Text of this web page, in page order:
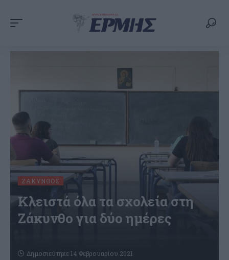
ΖΆΚΥΝΘΟΣ
Κλειστά όλα τα σχολεία στη
Ζάκυνθο για δύο ημέρες
Δημοσιεύτηκε 14 Φεβρουαρίου 2021